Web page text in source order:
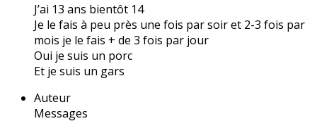
J’ai 13 ans bientôt 14
Je le fais à peu près une fois par soir et 2-3 fois par
mois je le fais + de 3 fois par jour
Oui je suis un porc
Et je suis un gars
Auteur
Messages